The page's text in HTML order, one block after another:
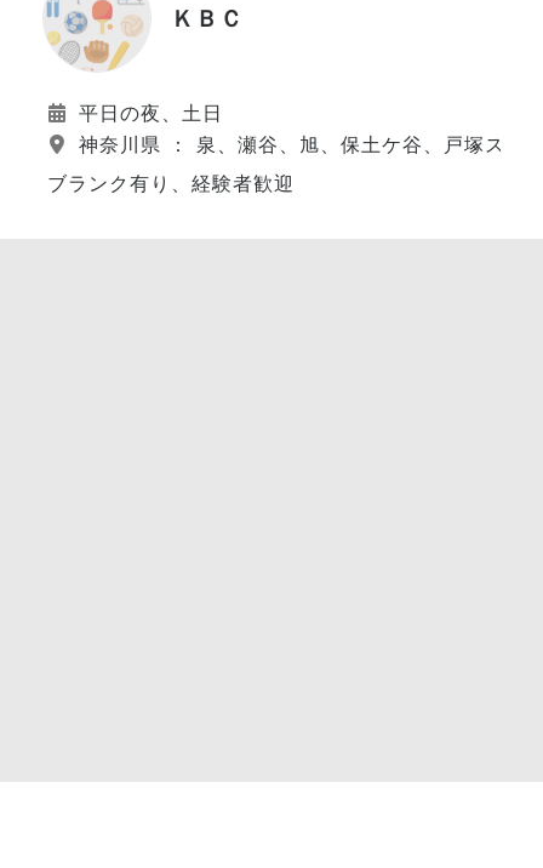
ＫＢＣ
平日の夜、土日
神奈川県 ： 泉、瀬谷、旭、保土ケ谷、戸塚スポ
ブランク有り、経験者歓迎